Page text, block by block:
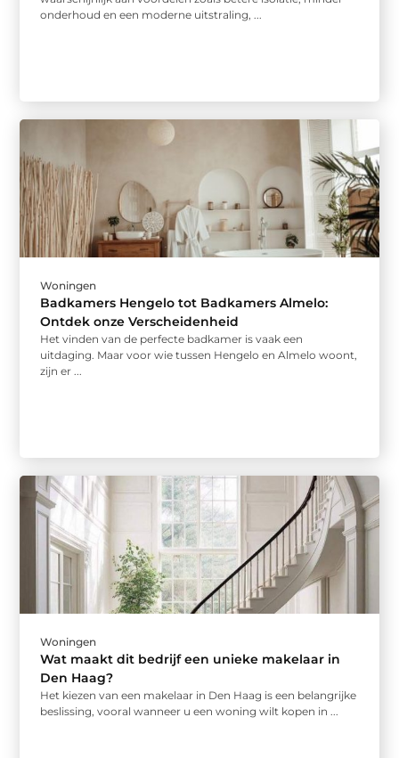
onderhoud en een moderne uitstraling, ...
Woningen
Badkamers Hengelo tot Badkamers Almelo:
Ontdek onze Verscheidenheid
Het vinden van de perfecte badkamer is vaak een
uitdaging. Maar voor wie tussen Hengelo en Almelo woont,
zijn er ...
Woningen
Wat maakt dit bedrijf een unieke makelaar in
Den Haag?
Het kiezen van een makelaar in Den Haag is een belangrijke
beslissing, vooral wanneer u een woning wilt kopen in ...